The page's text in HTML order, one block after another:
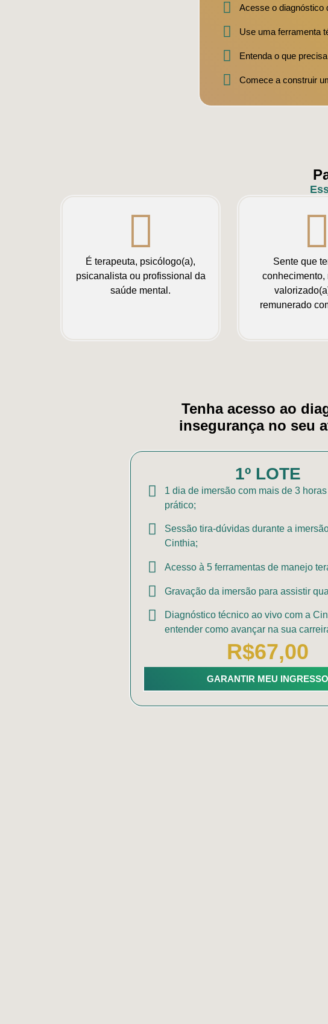
Acesse o diagnóstico
Use uma ferramenta
Entenda o que
Comece a construir
É terapeuta, psicólogo(a),
psicanalista ou profissional da
saúde mental.
Sente que
conhecimento,
remunerado
Tenha acesso ao
insegurança no seu
1º LOTE
1 dia de imersão com mais de 3
prático;
Sessão tira-dúvidas durante a
Cinthia;
Acesso à 5 ferramentas de manejo
Gravação da imersão para assistir
Diagnóstico técnico ao vivo com a
entender como avançar na sua
R$67,00
GARANTIR MEU INGRESSO